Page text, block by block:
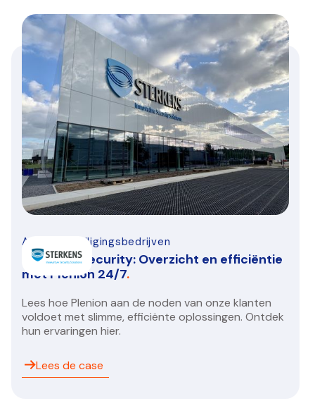
Alarm-beveiligingsbedrijven
Sterkens Security: Overzicht en efficiëntie
met Plenion 24/7.
Lees hoe Plenion aan de noden van onze klanten
voldoet met slimme, efficiënte oplossingen. Ontdek
hun ervaringen hier.
Lees de case